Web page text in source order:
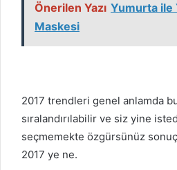
Önerilen Yazı Yumurta ile
Maskesi
2017 trendleri genel anlamda
sıralandırılabilir ve siz yine
seçmemekte özgürsünüz
2017 ye ne.